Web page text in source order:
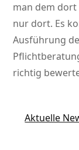
man dem dort
nur dort. Es
Ausführung
richtig
Aktuelle